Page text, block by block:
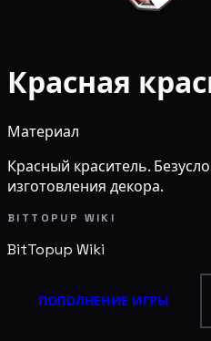
Красная
Материал
Красный краситель.
изготовления декора.
BITTOPUP WIKI
BitTopup Wiki
ПОПОЛНЕНИЕ ИГРЫ